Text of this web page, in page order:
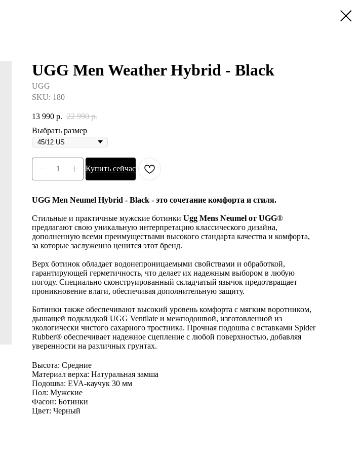
UGG Men Weather Hybrid - Black
UGG
SKU: 180
13 990 р. 22 990 р.
Выбрать размер
Купить сейчас
UGG Men Neumel Hybrid - Black - это сочетание комфорта и стиля.
Стильные и практичные мужские ботинки Ugg Mens Neumel от UGG®
предлагают свою уникальную интерпретацию классического дизайна,
дополненную всеми преимуществами высокого стандарта качества и комфорта,
за которые заслуженно ценится этот бренд.
Верх ботинок обладает водонепроницаемыми свойствами и обработкой,
гарантирующей герметичность, что делает их надежным выбором в любую
погоду. Специально сконструированный складчатый язычок предотвращает
проникновение влаги, обеспечивая дополнительную защиту.
Ботинки также обеспечивают высокий уровень комфорта с мягким воротником,
дышащей подкладкой UGG Ventilate и межподошвой, изготовленной из
экологически чистого сахарного тростника. Прочная подошва с вставками Spider
Rubber® обеспечивает надежное сцепление с любой поверхностью, добавляя
уверенности на различных грунтах.
Высота: Средние
Материал верха: Натуральная замша
Подошва: EVA-каучук 30 мм
Пол: Мужские
Фасон: Ботинки
Цвет: Черный